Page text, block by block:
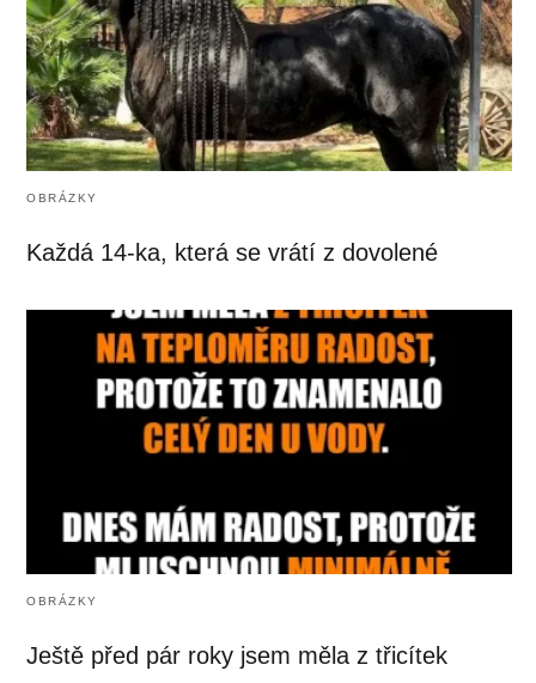
OBRÁZKY
Každá 14-ka, která se vrátí z dovolené
OBRÁZKY
Ještě před pár roky jsem měla z třicítek